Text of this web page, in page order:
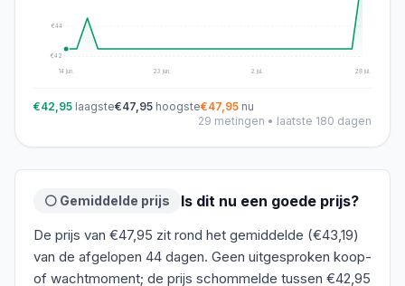
€42
€44
14 jun. 23 jun. 2 jul. 28 jul.
€42,95 laagste€47,95 hoogste€47,95 nu
29 metingen • laatste 180 dagen
⚪ Gemiddelde prijs Is dit nu een goede prijs?
De prijs van €47,95 zit rond het gemiddelde (€43,19)
van de afgelopen 44 dagen. Geen uitgesproken koop-
of wachtmoment; de prijs schommelde tussen €42,95